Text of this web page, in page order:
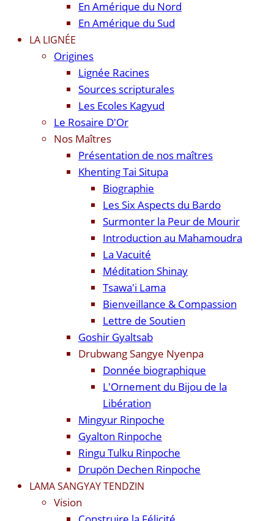
En Amérique du Nord
En Amérique du Sud
LA LIGNÉE
Origines
Lignée Racines
Sources scripturales
Les Ecoles Kagyud
Le Rosaire D'Or
Nos Maîtres
Présentation de nos maîtres
Khenting Tai Situpa
Biographie
Les Six Aspects du Bardo
Surmonter la Peur de Mourir
Introduction au Mahamoudra
La Vacuité
Méditation Shinay
Tsawa'i Lama
Bienveillance & Compassion
Lettre de Soutien
Goshir Gyaltsab
Drubwang Sangye Nyenpa
Donnée biographique
L'Ornement du Bijou de la
Libération
Mingyur Rinpoche
Gyalton Rinpoche
Ringu Tulku Rinpoche
Drupön Dechen Rinpoche
LAMA SANGYAY TENDZIN
Vision